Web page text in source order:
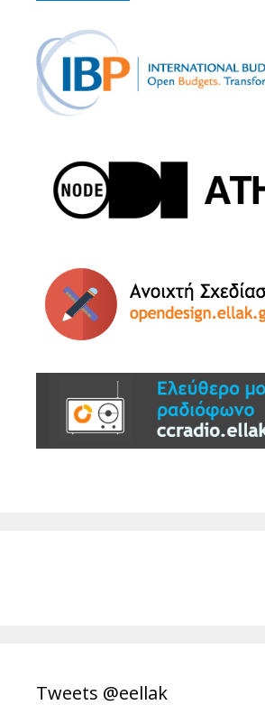
Tweets @eellak